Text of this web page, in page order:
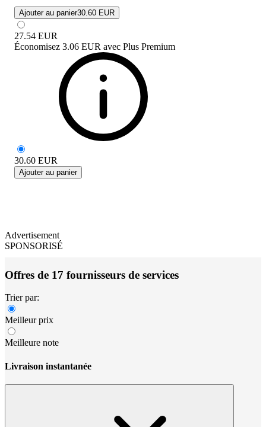
Ajouter au panier30.60 EUR
27.54 EUR
Économisez 3.06 EUR avec Plus Premium
30.60 EUR
Ajouter au panier
Advertisement
SPONSORISÉ
Offres de 17 fournisseurs de services
Trier par:
Meilleur prix
Meilleure note
Livraison instantanée